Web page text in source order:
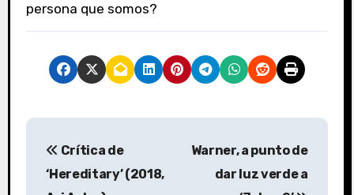
persona que somos?
N
Crítica de
‘Hereditary’ (2018,
Warner, a punto de
dar luz verde a